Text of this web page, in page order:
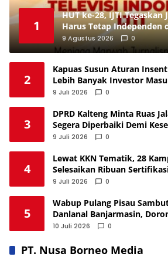
1
HUT ke-28, IJTI Tegaskan
Harus Tetap Independen
Digital
9 Agustus 2026 0
2
Kapuas Susun Aturan
Lebih Banyak Investor
9 Juli 2026 0
3
DPRD Kalteng Minta Ruas
Segera Diperbaiki Demi
Jalan
9 Juli 2026 0
4
Lewat KKN Tematik, 28
Selesaikan Ribuan
Sulsel
9 Juli 2026 0
5
Wabup Pulang Pisau
Danlanal Banjarmasin,
Keamanan Pesisir
10 Juli 2026 0
PT. Nusa Borneo Media